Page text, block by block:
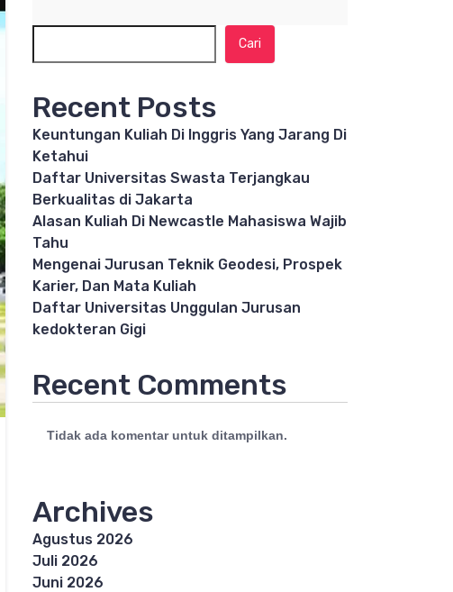
Cari
Recent Posts
Keuntungan Kuliah Di Inggris Yang Jarang Di
Ketahui
Daftar Universitas Swasta Terjangkau
Berkualitas di Jakarta
Alasan Kuliah Di Newcastle Mahasiswa Wajib
Tahu
Mengenai Jurusan Teknik Geodesi, Prospek
Karier, Dan Mata Kuliah
Daftar Universitas Unggulan Jurusan
kedokteran Gigi
Recent Comments
Tidak ada komentar untuk ditampilkan.
Archives
Agustus 2026
Juli 2026
Juni 2026